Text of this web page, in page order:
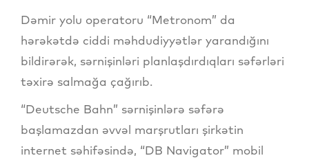
Dəmir yolu operatoru “Metronom” da
hərəkətdə ciddi məhdudiyyətlər yarandığını
bildirərək, sərnişinləri planlaşdırdıqları səfərləri
təxirə salmağa çağırıb.
“Deutsche Bahn” sərnişinlərə səfərə
başlamazdan əvvəl marşrutları şirkətin
internet səhifəsində, “DB Navigator” mobil